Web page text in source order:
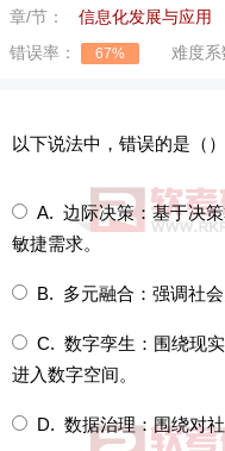
章/节：
信息化发展与应用
错误率：
67% 难度系
以下说法中，错误的是（）
A. 边际决策：基于决
敏捷需求。
B. 多元融合：强调社
C. 数字孪生：围绕现
进入数字空间。
D. 数据治理：围绕对